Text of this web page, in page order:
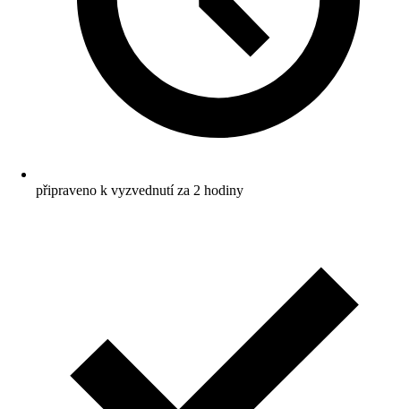
připraveno k vyzvednutí za 2 hodiny